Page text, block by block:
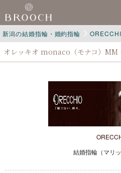
新潟の結婚指輪・婚約指輪
オレッキオ monaco（モナコ）
結婚指輪（マリ